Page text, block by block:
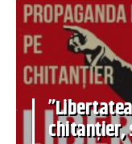
chitanțier,